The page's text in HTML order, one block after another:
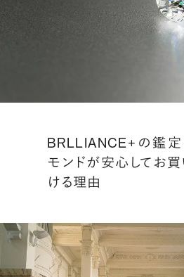
BRLLIANCE+の鑑定
モンドが安心してお
ける理由